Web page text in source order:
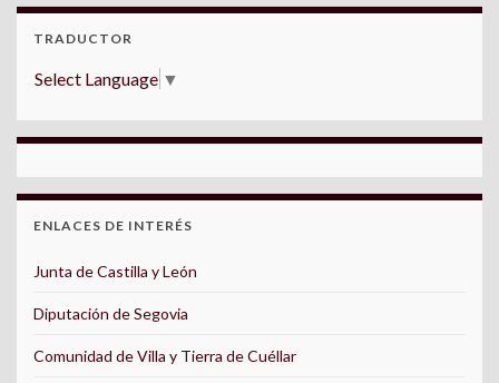
TRADUCTOR
Select Language ▼
ENLACES DE INTERÉS
Junta de Castilla y León
Diputación de Segovia
Comunidad de Villa y Tierra de Cuéllar